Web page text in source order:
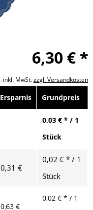
6,30 € *
inkl. MwSt.zzgl. Versandkosten
Ersparnis Grundpreis
0,03 € * / 1
Stück
0,31 €
0,02 € * / 1
Stück
0,63 €
0,02 € * / 1